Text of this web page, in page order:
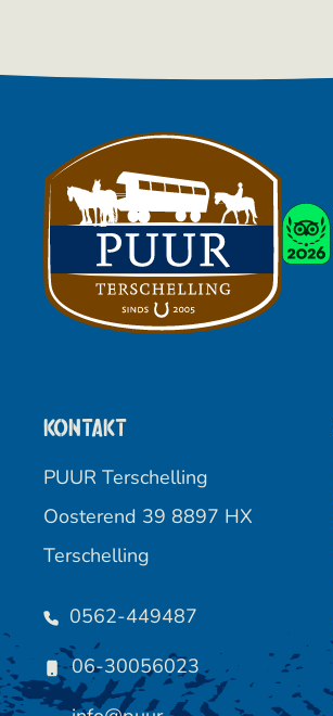
Kontakt
PUUR Terschelling
Oosterend 39 8897 HX
Terschelling
0562-449487
06-30056023